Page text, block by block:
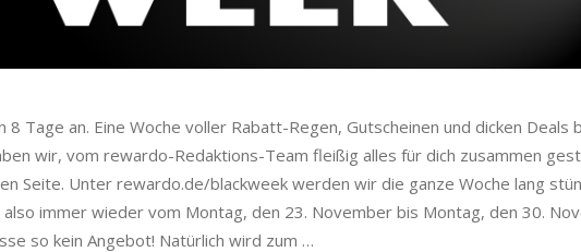
Tage an. Eine Woche voller Rabatt-Regen, Gutscheinen und dicken Deals
wir, vom rewardo-Redaktions-Team fleißig alles für dich zusammen
Seite. Unter rewardo.de/blackweek werden wir die ganze Woche lang
also immer wieder vom Montag, den 23. November bis Montag, den 30.
so kein Angebot! Natürlich wird zum …